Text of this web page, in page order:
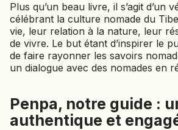
LITUANIE
MACÉDOINE DU NORD
MADAGASCAR
MAROC
MONGOLIE
MONTÉNÉGRO
Plus qu’un beau livre, il s’agit d’un
célébrant la culture nomade du
vie, leur relation à la nature, leur
de vivre. Le but étant d’inspirer le
de faire rayonner les savoirs
un dialogue avec des nomades en
Penpa, notre guide :
authentique et